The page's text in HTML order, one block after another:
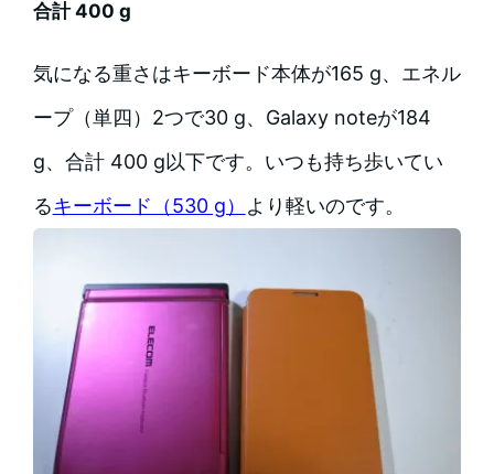
合計 400 g
気になる重さはキーボード本体が165 g、エネル
ープ（単四）2つで30 g、Galaxy noteが184
g、合計 400 g以下です。いつも持ち歩いてい
るキーボード（530 g） より軽いのです。